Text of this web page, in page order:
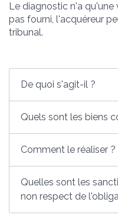
Le diagnostic n'a qu'une
pas fourni, l'acquéreur
tribunal.
De quoi s'agit-il ?
Quels sont les biens
Comment le réaliser ?
Quelles sont les
non respect de